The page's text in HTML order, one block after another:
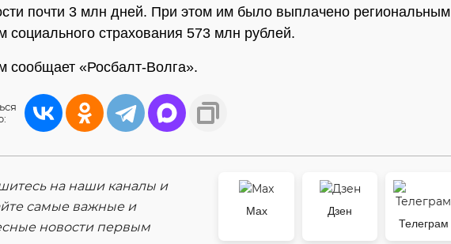
почти 3 млн дней. При этом им было выплачено региональным
социального страхования 573 млн рублей.
сообщает «Росбалт-Волга».
на наши каналы и
самые важные и
новости первым
Max
Дзен
Телеграм